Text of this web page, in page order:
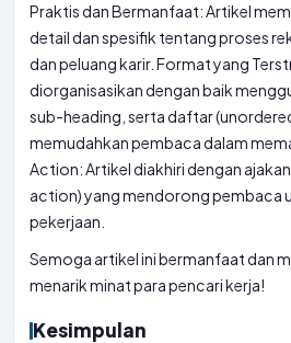
Praktis dan Bermanfaat: Artikel
detail dan spesifik tentang proses
dan peluang karir. Format yang
diorganisasikan dengan baik
sub-heading, serta daftar
memudahkan pembaca dalam
Action: Artikel diakhiri dengan
action) yang mendorong pembaca
pekerjaan.
Semoga artikel ini bermanfaat dan
menarik minat para pencari kerja!
Kesimpulan